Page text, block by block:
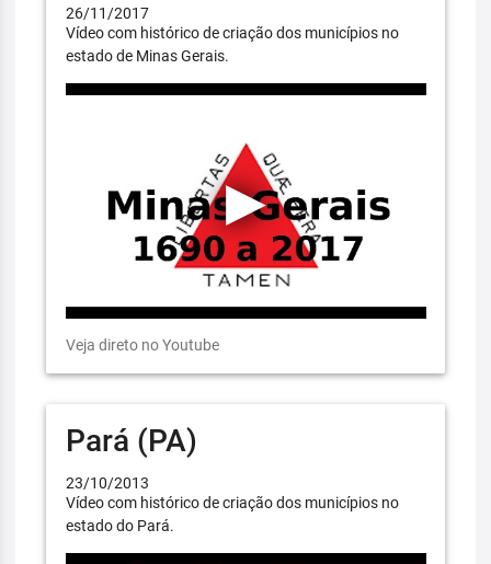
26/11/2017
Vídeo com histórico de criação dos municípios no
estado de Minas Gerais.
Veja direto no Youtube
Pará (PA)
23/10/2013
Vídeo com histórico de criação dos municípios no
estado do Pará.